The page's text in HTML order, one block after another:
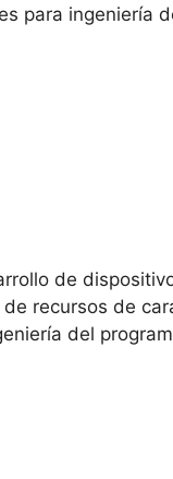
para ingeniería
de
recursos de
del